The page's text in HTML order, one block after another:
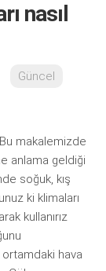
nasıl
Güncel
makalemizde
anlama geldiği
soğuk, kış
ki klimaları
kullanırız
hava